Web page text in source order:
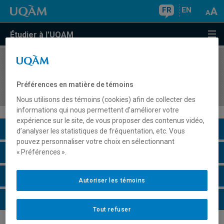
FR EN
Étudier à l'UQAM
COURS//
organisation
Description du cours
Horaire - Été 2026
Horaire - Automne 2026
Horaire - Hiver 2027
Préférences en matière de témoins
Nous utilisons des témoins (cookies) afin de collecter des
informations qui nous permettent d’améliorer votre
expérience sur le site, de vous proposer des contenus vidéo,
d’analyser les statistiques de fréquentation, etc. Vous
pouvez personnaliser votre choix en sélectionnant
« Préférences ».
Tout refuser
Autoriser les témoins